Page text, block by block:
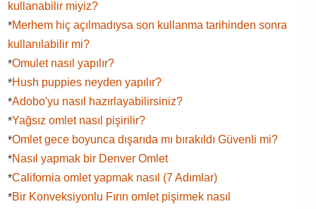
kullanabilir miyiz?
*Merhem hiç açılmadıysa son kullanma tarihinden sonra
kullanılabilir mi?
*Omulet nasıl yapılır?
*Hush puppies neyden yapılır?
*Adobo'yu nasıl hazırlayabilirsiniz?
*Yağsız omlet nasıl pişirilir?
*Omlet gece boyunca dışarıda mı bırakıldı Güvenli mi?
*Nasıl yapmak bir Denver Omlet
*California omlet yapmak nasıl (7 Adımlar)
*Bir Konveksiyonlu Fırın omlet pişirmek nasıl